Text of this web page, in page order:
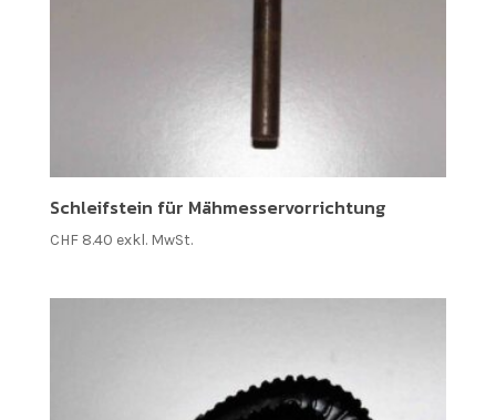
Schleifstein für Mähmesservorrichtung
CHF8.40 exkl. MwSt.